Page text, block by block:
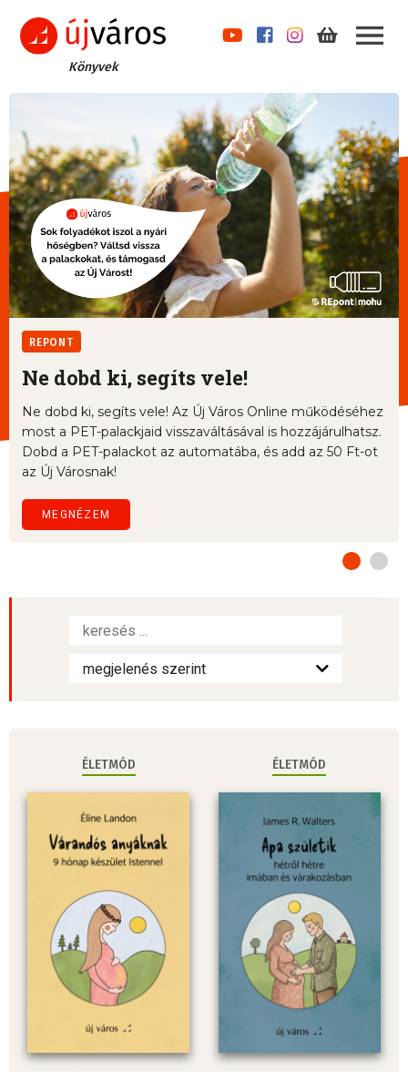
Könyvek
REPONT
Ne dobd ki, segíts vele!
Ne dobd ki, segíts vele! Az Új Város Online működéséhez
most a PET-palackjaid visszaváltásával is hozzájárulhatsz.
Dobd a PET-palackot az automatába, és add az 50 Ft-ot
az Új Városnak!
MEGNÉZEM
ÉLETMÓD ÉLETMÓD